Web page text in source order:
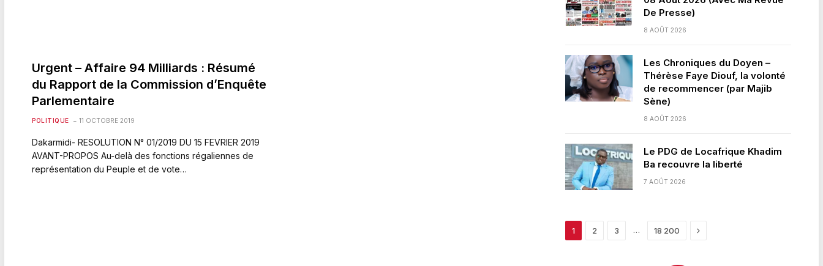
Urgent – Affaire 94 Milliards : Résumé
du Rapport de la Commission d’Enquête
Parlementaire
POLITIQUE 11 OCTOBRE 2019
Dakarmidi- RESOLUTION N° 01/2019 DU 15 FEVRIER 2019
AVANT-PROPOS Au-delà des fonctions régaliennes de
représentation du Peuple et de vote…
De Presse)
8 AOÛT 2026
Les Chroniques du Doyen –
Thérèse Faye Diouf, la volonté
de recommencer (par Majib
Sène)
8 AOÛT 2026
Le PDG de Locafrique Khadim
Ba recouvre la liberté
7 AOÛT 2026
1 2 3 … 18 200 Next